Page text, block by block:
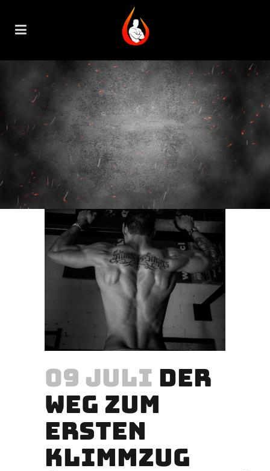
09 JULI DER
WEG ZUM
ERSTEN
KLIMMZUG